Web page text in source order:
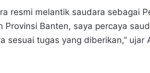
resmi melantik saudara sebagai
Provinsi Banten, saya percaya
sesuai tugas yang diberikan,” ujar